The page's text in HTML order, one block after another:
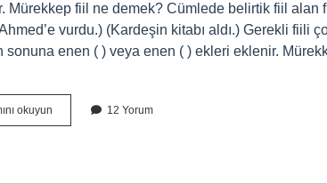
Mürekkep fiil ne demek? Cümlede belirtik fiil alan
vurdu.) (Kardeşin kitabı aldı.) Gerekli fiili
sonuna enen ( ) veya enen ( ) ekleri eklenir.
okuyun Felsefede
Mürekkep
12 Yorum